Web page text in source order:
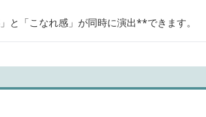
「こなれ感」が同時に演出**できます。